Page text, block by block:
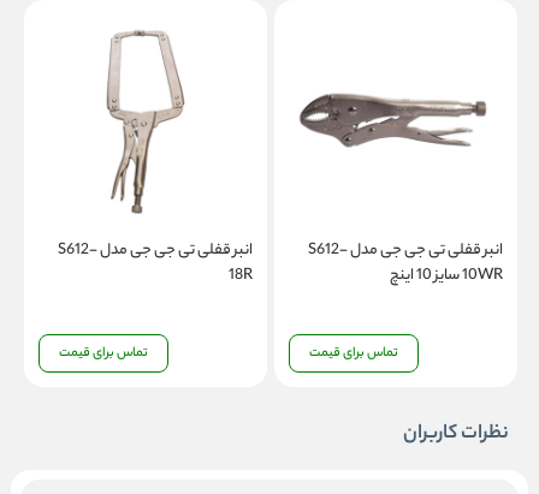
انبر قفلی تی جی جی مدل S612-
10WR سایز 10 اینچ
تماس برای قیمت
انبر قفلی تی جی جی مدل S612-
18R
تماس برای قیمت
نظرات کاربران